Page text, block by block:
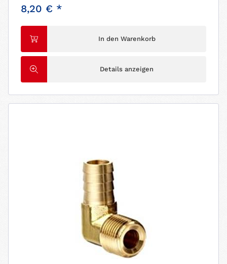
8,20 € *
In den Warenkorb
Details anzeigen